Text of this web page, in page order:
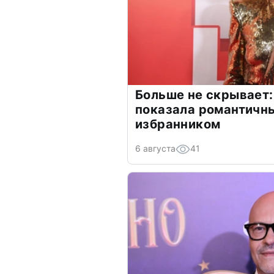
Больше не
показала
избранником
6 августа 41